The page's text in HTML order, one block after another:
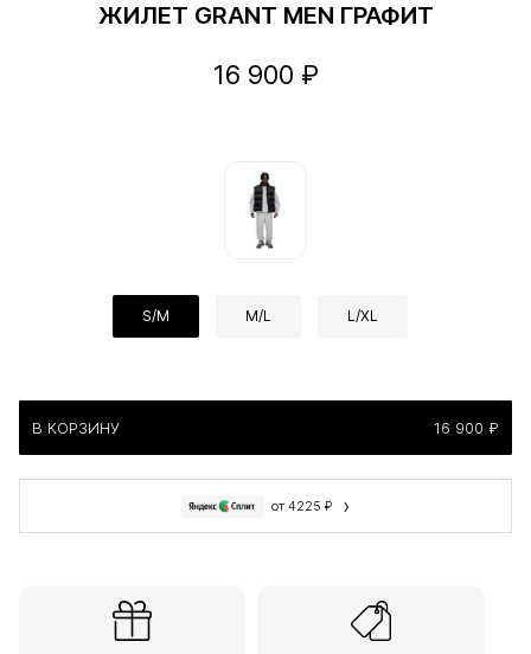
ЖИЛЕТ GRANT MEN ГРАФИТ
16 900 ₽
S/M M/L L/XL
В КОРЗИНУ 16 900 ₽
от 4225 ₽ ›